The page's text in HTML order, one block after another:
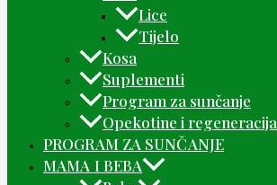
Lice
Tijelo
Kosa
Suplementi
Program za sunčanje
Opekotine i regeneracija
PROGRAM ZA SUNČANJE
MAMA I BEBA